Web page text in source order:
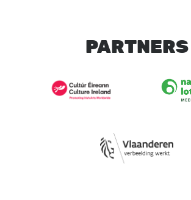
PARTNERS
Image Image
Image